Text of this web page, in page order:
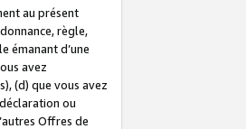
au présent
règle,
émanant d’une
avez
(d) que vous avez
ou
Offres de